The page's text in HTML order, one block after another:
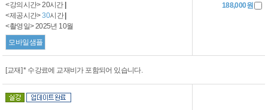
<강의시간> 20시간
<제공시간>30시간
<촬영일> 2025년 10월
모바일샘플
188,000원
[교재] * 수강료에 교재비가 포함되어 있습니다.